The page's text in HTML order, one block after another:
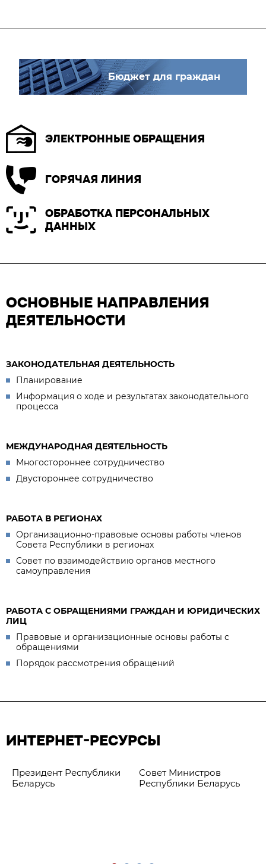
Бюджет для граждан
ЭЛЕКТРОННЫЕ ОБРАЩЕНИЯ
ГОРЯЧАЯ ЛИНИЯ
ОБРАБОТКА ПЕРСОНАЛЬНЫХ
ДАННЫХ
ОСНОВНЫЕ НАПРАВЛЕНИЯ
ДЕЯТЕЛЬНОСТИ
ЗАКОНОДАТЕЛЬНАЯ ДЕЯТЕЛЬНОСТЬ
Планирование
Информация о ходе и результатах законодательного
процесса
МЕЖДУНАРОДНАЯ ДЕЯТЕЛЬНОСТЬ
Многостороннее сотрудничество
Двустороннее сотрудничество
РАБОТА В РЕГИОНАХ
Организационно-правовые основы работы членов
Совета Республики в регионах
Совет по взаимодействию органов местного
самоуправления
РАБОТА С ОБРАЩЕНИЯМИ ГРАЖДАН И ЮРИДИЧЕСКИХ
ЛИЦ
Правовые и организационные основы работы с
обращениями
Порядок рассмотрения обращений
ИНТЕРНЕТ-РЕСУРСЫ
Президент Республики
Беларусь
Совет Министров
Республики Беларусь